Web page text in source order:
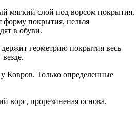
мягкий слой под ворсом покрытия.
покрытия, нельзя
в обуви.
геометрию покрытия весь
Ковров. Только определенные
ворс, прорезиненая основа.